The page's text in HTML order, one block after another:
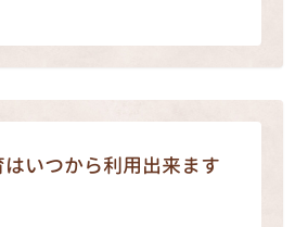
いつから利用出来ます